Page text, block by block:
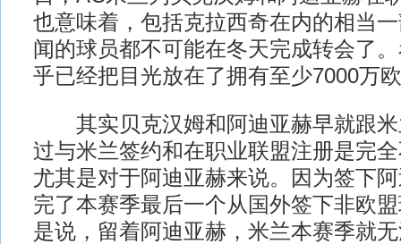
也意味着，包括克拉西奇在内的相当
闻的球员都不可能在冬天完成转会了
乎已经把目光放在了拥有至少7000万
其实贝克汉姆和阿迪亚赫早就跟米
过与米兰签约和在职业联盟注册是完
尤其是对于阿迪亚赫来说。因为签下
完了本赛季最后一个从国外签下非欧
是说，留着阿迪亚赫，米兰本赛季就